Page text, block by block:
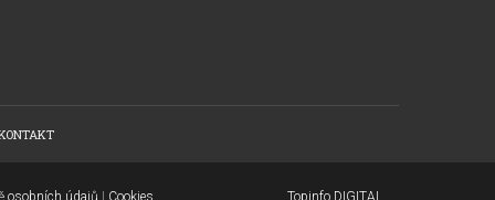
osobních údajů Cookies Topinfo DIGITAL